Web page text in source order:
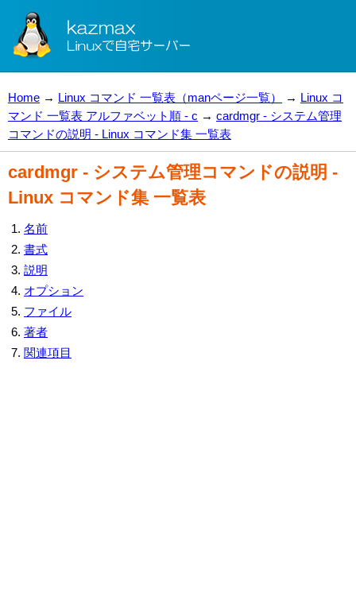
Home → Linux コマンド 一覧表（manページ一覧） → Linux コ
マンド 一覧表 アルファベット順 - c → cardmgr - システム管理
コマンドの説明 - Linux コマンド集 一覧表
cardmgr - システム管理コマンドの説明 -
Linux コマンド集 一覧表
名前
書式
説明
オプション
ファイル
著者
関連項目